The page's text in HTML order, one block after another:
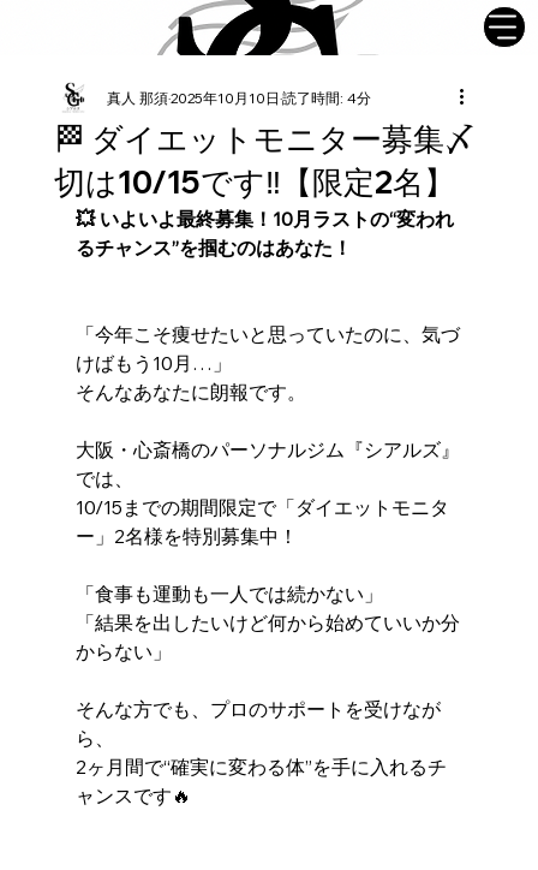
🏁 ダイエットモニター募集〆
切は10/15です‼︎【限定2名】
真人 那須2025年10月10日 読了時間: 4分
💥 いよいよ最終募集！10月ラストの“変われ
るチャンス”を掴むのはあなた！
「今年こそ痩せたいと思っていたのに、気づ
けばもう10月…」
そんなあなたに朗報です。
大阪・心斎橋のパーソナルジム『シアルズ』
では、
10/15までの期間限定で「ダイエットモニタ
ー」2名様を特別募集中！
「食事も運動も一人では続かない」
「結果を出したいけど何から始めていいか分
からない」
そんな方でも、プロのサポートを受けなが
ら、
2ヶ月間で“確実に変わる体”を手に入れるチ
ャンスです🔥